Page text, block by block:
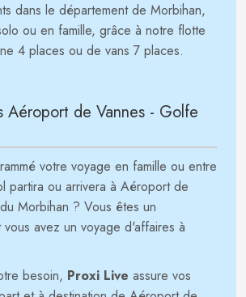
dans le département de Morbihan,
ou en famille, grâce à notre flotte
4 places ou de vans 7 places.
Aéroport de Vannes - Golfe
votre voyage en famille ou entre
partira ou arrivera à Aéroport de
Morbihan ? Vous êtes un
avez un voyage d'affaires à
besoin, Proxi Live assure vos